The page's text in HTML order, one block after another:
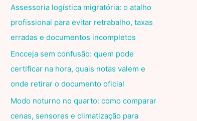
Assessoria logística migratória: o atalho
profissional para evitar retrabalho, taxas
erradas e documentos incompletos
Encceja sem confusão: quem pode
certificar na hora, quais notas valem e
onde retirar o documento oficial
Modo noturno no quarto: como comparar
cenas, sensores e climatização para